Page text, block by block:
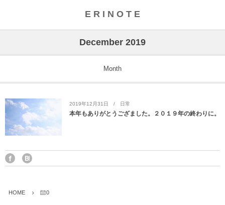
E R I N O T E
December 2019
Month
2019年12月31日 日常
本年もありがとうござました。２０１９年の終わりに。
HOME 0